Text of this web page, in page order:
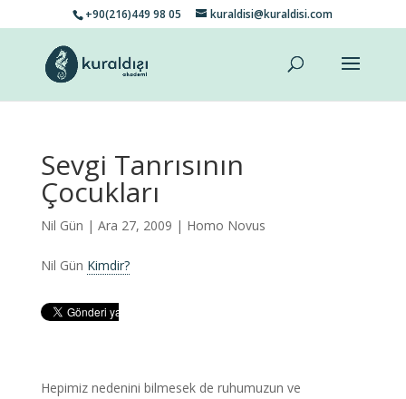
+90(216)449 98 05 kuraldisi@kuraldisi.com
Sevgi Tanrısının
Çocukları
Nil Gün | Ara 27, 2009 | Homo Novus
Nil Gün Kimdir?
Hepimiz nedenini bilmesek de ruhumuzun ve